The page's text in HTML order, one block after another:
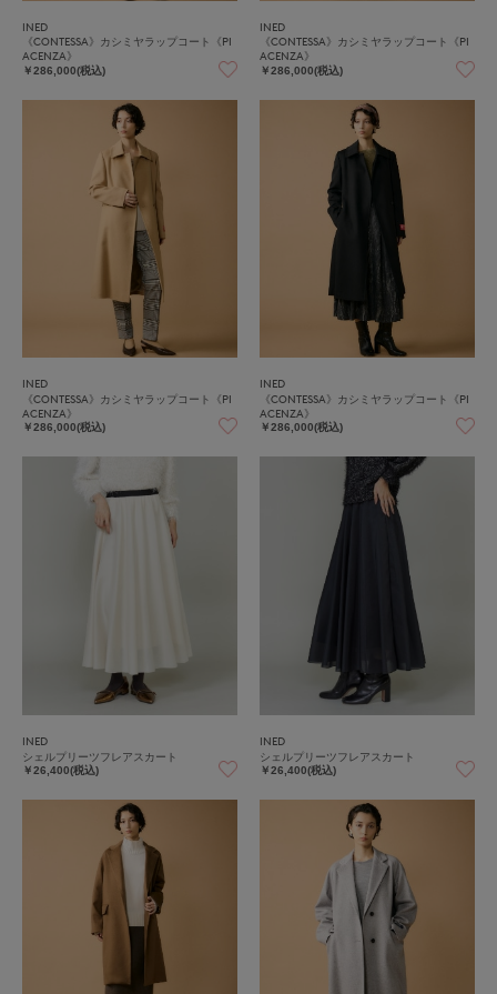
INED
《CONTESSA》カシミヤラップコート《PI
ACENZA》
￥286,000(税込)
INED
《CONTESSA》カシミヤラップコート《PI
ACENZA》
￥286,000(税込)
INED
《CONTESSA》カシミヤラップコート《PI
ACENZA》
￥286,000(税込)
INED
《CONTESSA》カシミヤラップコート《PI
ACENZA》
￥286,000(税込)
INED
シェルプリーツフレアスカート
￥26,400(税込)
INED
シェルプリーツフレアスカート
￥26,400(税込)